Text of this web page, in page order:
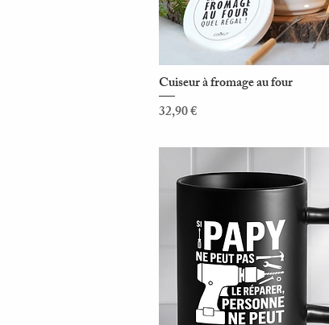
Aperçu rapide
Cuiseur à fromage au four
Prix
32,90 €